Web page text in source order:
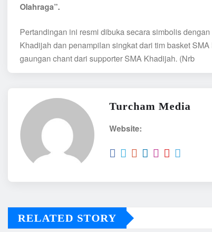
Olahraga”.
Pertandingan ini resmi dibuka secara simbolis dengan
Khadijah dan penampilan singkat dari tim basket
gaungan chant dari supporter SMA Khadijah. (Nrb
Turcham Media
Website:
RELATED STORY